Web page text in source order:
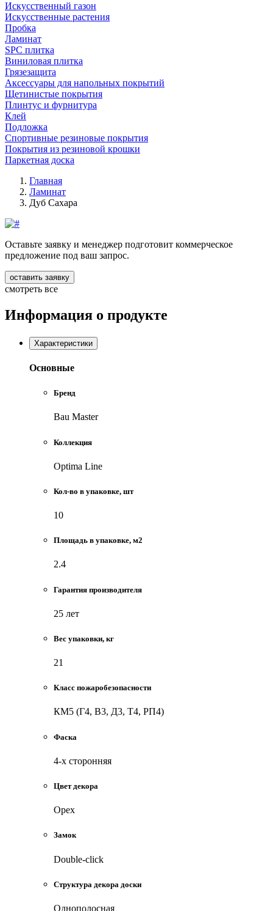
Искусственный газон
Искусственные растения
Пробка
Ламинат
SPC плитка
Виниловая плитка
Грязезащита
Аксессуары для напольных покрытий
Щетинистые покрытия
Плинтус и фурнитура
Клей
Подложка
Спортивные резиновые покрытия
Покрытия из резиновой крошки
Паркетная доска
Главная
Ламинат
Дуб Сахара
Оставьте заявку и менеджер подготовит коммерческое
предложение под ваш запрос.
оставить заявку
смотреть все
Информация о продукте
Характеристики
Основные
Бренд
Bau Master
Коллекция
Optima Line
Кол-во в упаковке, шт
10
Площадь в упаковке, м2
2.4
Гарантия производителя
25 лет
Вес упаковки, кг
21
Класс пожаробезопасности
КМ5 (Г4, В3, Д3, Т4, РП4)
Фаска
4-х сторонняя
Цвет декора
Орех
Замок
Double-click
Cтруктура декора доски
Однополосная